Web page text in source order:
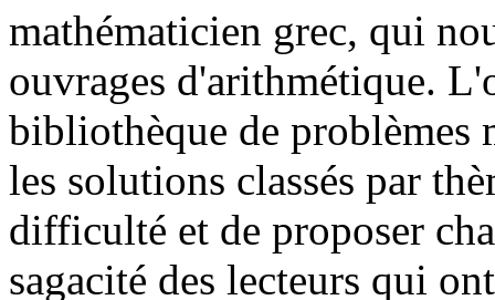
mathématicien grec, qui
ouvrages d'arithmétique.
bibliothèque de problèmes
les solutions classés par
difficulté et de proposer
sagacité des lecteurs qui